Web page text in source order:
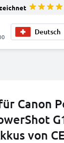
Canon
von